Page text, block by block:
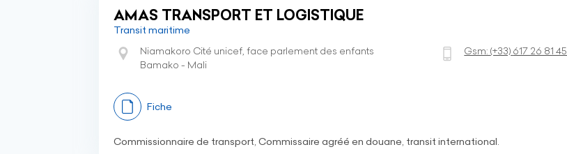
AMAS TRANSPORT ET LOGISTIQUE
Transit maritime
Niamakoro Cité unicef, face parlement des enfants
Bamako - Mali
Gsm:(+33) 617 26 81 45
Fiche
Commissionnaire de transport, Commissaire agréé en douane, transit international.